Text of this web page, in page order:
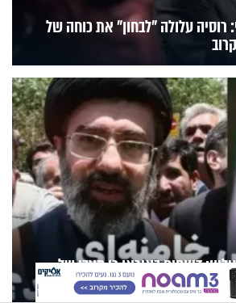
רוסיה עלולה "לבחון" את כוחה של
דיווחים באיראן כי מצבו של